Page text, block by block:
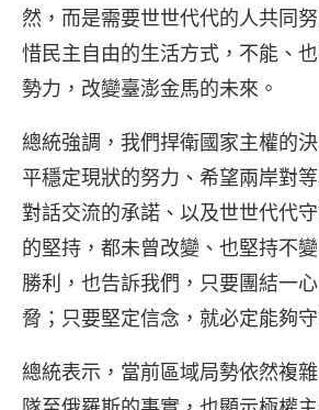
然，而是需要世世代代的人共同
惜民主自由的生活方式，不能、
勢力，改變臺澎金馬的未來。
總統強調，我們捍衛國家主權的
平穩定現狀的努力、希望兩岸對
對話交流的承諾、以及世世代代
的堅持，都未曾改變、也堅持不
勝利，也告訴我們，只要團結一
脅；只要堅定信念，就必定能夠
總統表示，當前區域局勢依然複